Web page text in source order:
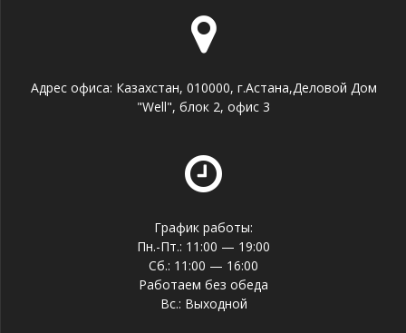
Адрес офиса: Казахстан, 010000, г.Астана,Деловой Дом
"Well", блок 2, офис 3
График работы:
Пн.-Пт.: 11:00 — 19:00
Сб.: 11:00 — 16:00
Работаем без обеда
Вс.: Выходной